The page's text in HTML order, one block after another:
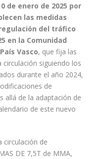
de enero de 2025 por
las medidas
del tráfico
en la Comunidad
Vasco, que fija las
circulación siguiendo los
durante el año 2024,
de
allá de la adaptación de
de este nuevo
circulación de
DE 7,5T de MMA,